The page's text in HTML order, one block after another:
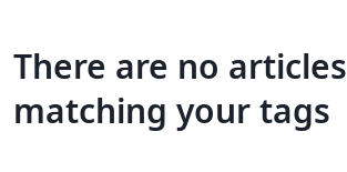
There are no articles
matching your tags